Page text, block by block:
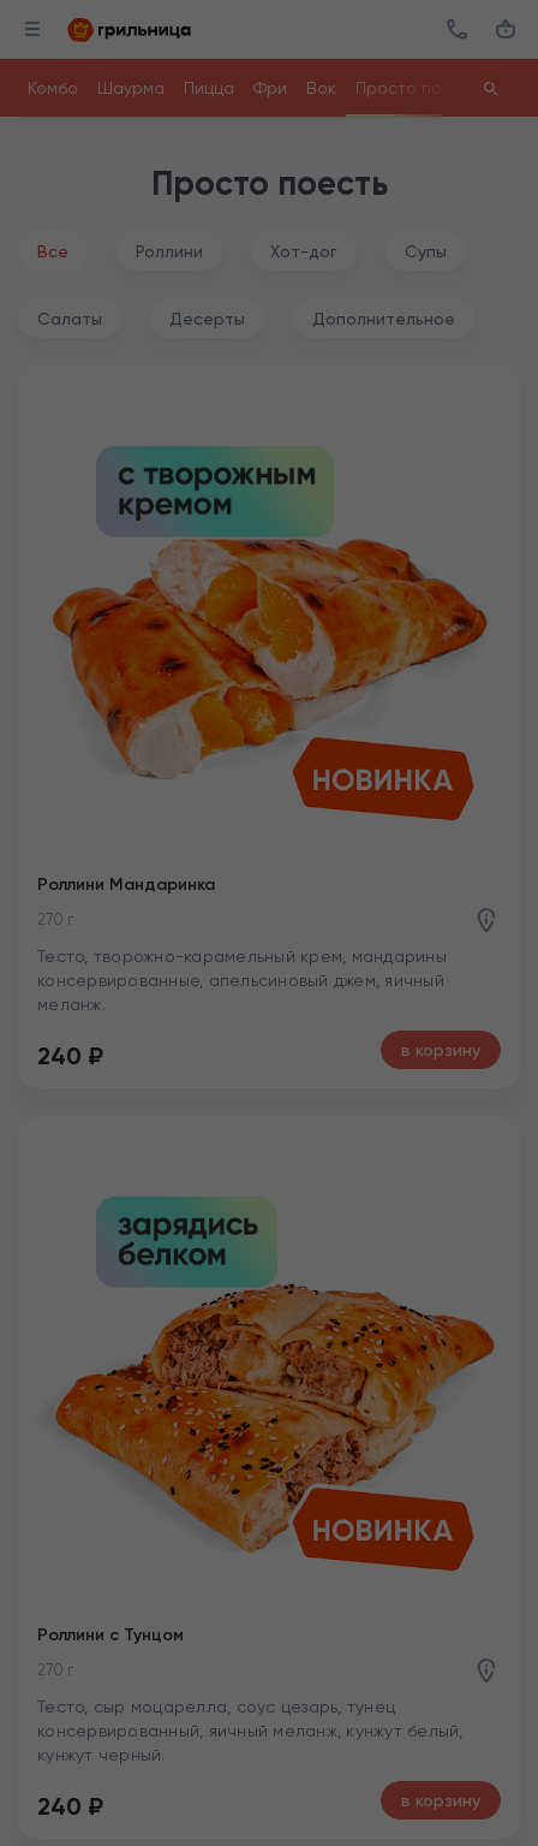
Комбо Шаурма Пицца Фри Вок Просто поесть
Просто поесть
Все Роллини Хот-дог Супы
Салаты Десерты Дополнительное
Роллини Мандаринка
270 г
Тесто, творожно-карамельный крем, мандарины
консервированные, апельсиновый джем, яичный
меланж.
240 ₽ в корзину
Роллини с Тунцом
270 г
Тесто, сыр моцарелла, соус цезарь, тунец
консервированный, яичный меланж, кунжут белый,
кунжут черный.
240 ₽ в корзину